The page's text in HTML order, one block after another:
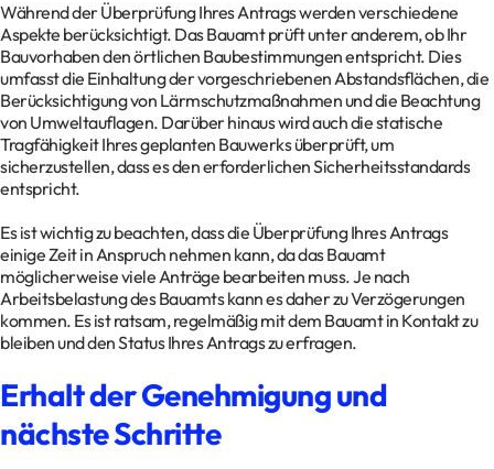
Während der Überprüfung Ihres Antrags werden verschiedene
Aspekte berücksichtigt. Das Bauamt prüft unter anderem, ob Ihr
Bauvorhaben den örtlichen Baubestimmungen entspricht. Dies
umfasst die Einhaltung der vorgeschriebenen Abstandsflächen, die
Berücksichtigung von Lärmschutzmaßnahmen und die Beachtung
von Umweltauflagen. Darüber hinaus wird auch die statische
Tragfähigkeit Ihres geplanten Bauwerks überprüft, um
sicherzustellen, dass es den erforderlichen Sicherheitsstandards
entspricht.
Es ist wichtig zu beachten, dass die Überprüfung Ihres Antrags
einige Zeit in Anspruch nehmen kann, da das Bauamt
möglicherweise viele Anträge bearbeiten muss. Je nach
Arbeitsbelastung des Bauamts kann es daher zu Verzögerungen
kommen. Es ist ratsam, regelmäßig mit dem Bauamt in Kontakt zu
bleiben und den Status Ihres Antrags zu erfragen.
Erhalt der Genehmigung und
nächste Schritte